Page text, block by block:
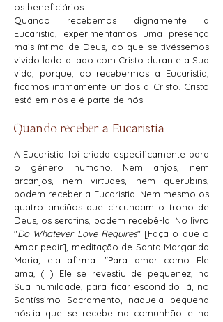
os beneficiários.
Quando recebemos dignamente a
Eucaristia, experimentamos uma presença
mais íntima de Deus, do que se tivéssemos
vivido lado a lado com Cristo durante a Sua
vida, porque, ao recebermos a Eucaristia,
ficamos intimamente unidos a Cristo. Cristo
está em nós e é parte de nós.​
Quando receber a Eucaristia
​A Eucaristia foi criada especificamente para
o género humano. Nem anjos, nem
arcanjos, nem virtudes, nem querubins,
podem receber a Eucaristia. Nem mesmo os
quatro anciãos que circundam o trono de
Deus, os serafins, podem recebê-la. No livro
"Do Whatever Love Requires" [Faça o que o
Amor pedir], meditação de Santa Margarida
Maria, ela afirma: "Para amar como Ele
ama, (...) Ele se revestiu de pequenez, na
Sua humildade, para ficar escondido lá, no
Santíssimo Sacramento, naquela pequena
hóstia que se recebe na comunhão e na